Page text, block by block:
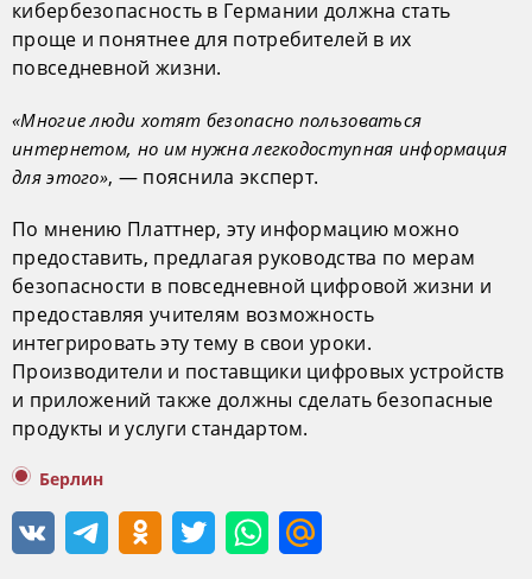
кибербезопасность в Германии должна стать
проще и понятнее для потребителей в их
повседневной жизни.
«Многие люди хотят безопасно пользоваться
интернетом, но им нужна легкодоступная информация
для этого», — пояснила эксперт.
По мнению Платтнер, эту информацию можно
предоставить, предлагая руководства по мерам
безопасности в повседневной цифровой жизни и
предоставляя учителям возможность
интегрировать эту тему в свои уроки.
Производители и поставщики цифровых устройств
и приложений также должны сделать безопасные
продукты и услуги стандартом.
Берлин